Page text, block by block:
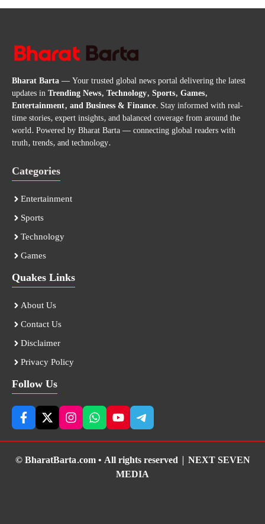
Bharat Barta— Your trusted global news portal delivering the latest
updates inTrending News, Technology, Sports, Games,
Entertainment, and Business & Finance. Stay informed with real-
time stories, expert insights, and balanced coverage from around the
world. Powered by Bharat Barta — connecting global readers with
truth, trends, and technology.
Categories
Entertainment
Sports
Technology
Games
Quakes Links
About Us
Contact Us
Disclaimer
Privacy Policy
Follow Us
© BharatBarta.com • All rights reserved | NEXT SEVEN
MEDIA